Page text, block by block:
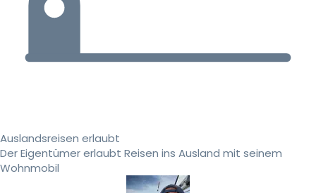
Auslandsreisen erlaubt
Der Eigentümer erlaubt Reisen ins Ausland mit seinem
Wohnmobil